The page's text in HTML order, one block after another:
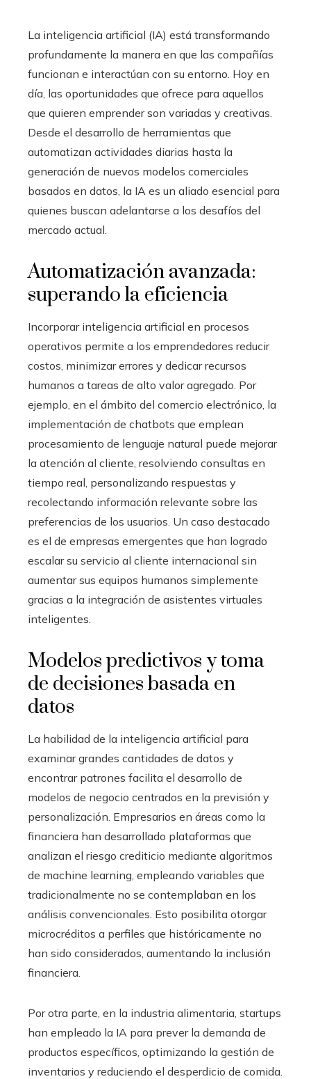
La inteligencia artificial (IA) está transformando
profundamente la manera en que las compañías
funcionan e interactúan con su entorno. Hoy en
día, las oportunidades que ofrece para aquellos
que quieren emprender son variadas y creativas.
Desde el desarrollo de herramientas que
automatizan actividades diarias hasta la
generación de nuevos modelos comerciales
basados en datos, la IA es un aliado esencial para
quienes buscan adelantarse a los desafíos del
mercado actual.
Automatización avanzada:
superando la eficiencia
Incorporar inteligencia artificial en procesos
operativos permite a los emprendedores reducir
costos, minimizar errores y dedicar recursos
humanos a tareas de alto valor agregado. Por
ejemplo, en el ámbito del comercio electrónico, la
implementación de chatbots que emplean
procesamiento de lenguaje natural puede mejorar
la atención al cliente, resolviendo consultas en
tiempo real, personalizando respuestas y
recolectando información relevante sobre las
preferencias de los usuarios. Un caso destacado
es el de empresas emergentes que han logrado
escalar su servicio al cliente internacional sin
aumentar sus equipos humanos simplemente
gracias a la integración de asistentes virtuales
inteligentes.
Modelos predictivos y toma
de decisiones basada en
datos
La habilidad de la inteligencia artificial para
examinar grandes cantidades de datos y
encontrar patrones facilita el desarrollo de
modelos de negocio centrados en la previsión y
personalización. Empresarios en áreas como la
financiera han desarrollado plataformas que
analizan el riesgo crediticio mediante algoritmos
de machine learning, empleando variables que
tradicionalmente no se contemplaban en los
análisis convencionales. Esto posibilita otorgar
microcréditos a perfiles que históricamente no
han sido considerados, aumentando la inclusión
financiera.
Por otra parte, en la industria alimentaria, startups
han empleado la IA para prever la demanda de
productos específicos, optimizando la gestión de
inventarios y reduciendo el desperdicio de comida.